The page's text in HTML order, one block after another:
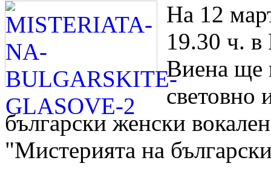
На 12
19.30 ч. в
Виена ще
световно
български женски
"Мистерията на